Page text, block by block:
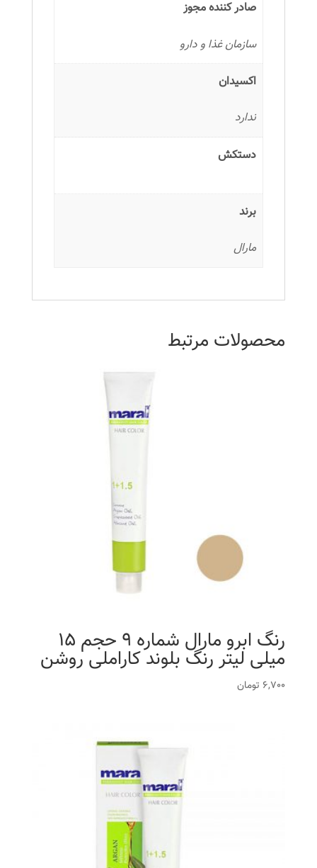
صادر کننده مجوز
سازمان غذا و دارو
اکسیدان
ندارد
دستکش
برند
مارال
محصولات مرتبط
رنگ ابرو مارال شماره 9 حجم 15
میلی لیتر رنگ بلوند کاراملی روشن
6,700 تومان